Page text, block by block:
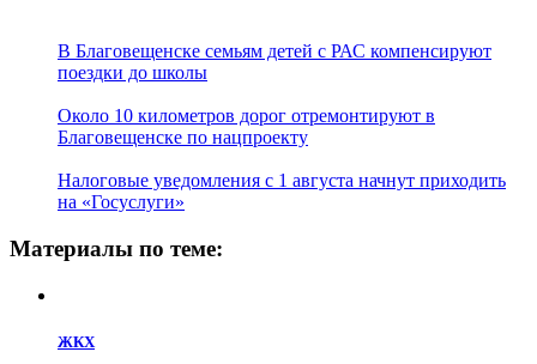
В Благовещенске семьям детей с РАС компенсируют
поездки до школы
Около 10 километров дорог отремонтируют в
Благовещенске по нацпроекту
Налоговые уведомления с 1 августа начнут приходить
на «Госуслуги»
Материалы по теме:
ЖКХ